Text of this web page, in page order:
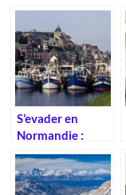
incontournables
à visiter
S’evader en
Normandie :
Plongez dans
l’atmosphere
chaleureuse des